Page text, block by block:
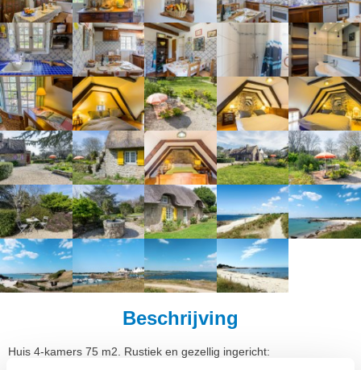
Beschrijving
Huis 4-kamers 75 m2. Rustiek en gezellig ingericht: